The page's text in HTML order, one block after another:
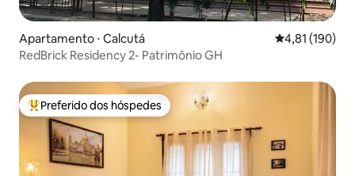
Apartamento ⋅ Calcutá 4,81 de uma
4,81 (190)
RedBrick Residency 2- Patrimônio GH
Entre os melhores preferidos dos hóspedes
Preferido dos hóspedes